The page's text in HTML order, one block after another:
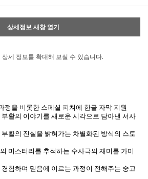
상세정보 새창 열기
상세 정보를 확대해 보실 수 있습니다.
정을 비롯한 스페셜 피쳐에 한글 자막 지원
활의 이야기를 새로운 시각으로 담아낸 서사
활의 진실을 밝혀가는 차별화된 방식의 스토
미스터리를 추적하는 수사극의 재미를 가미
험하며 믿음에 이르는 과정이 전해주는 숭고